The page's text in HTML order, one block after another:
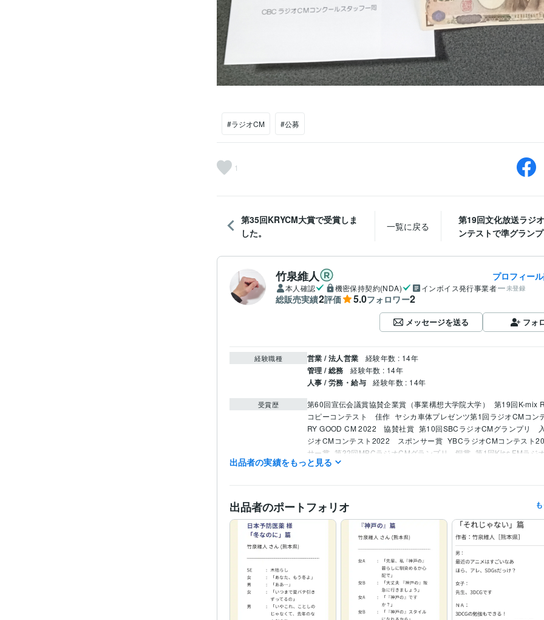
#ラジオCM #公募
1
第35回KRYCM大賞で受賞しま
した。
一覧に戻る
第19回文化放送ラジ
ンテストで準グラン
竹泉維人 プロフィー
本人確認 機密保持契約(NDA) インボイス発行事業者 未登録
総販売実績2評価 5.0フォロワー2
メッセージを送る フォ
経験職種 営業 / 法人営業 経験年数 : 14年
管理 / 総務 経験年数 : 14年
人事 / 労務・給与 経験年数 : 14年
受賞歴 第60回宣伝会議賞協賛企業賞（事業構想大学院大学）
第19回K-mix
コピーコンテスト　佳作 ヤシカ車体プレゼンツ第1回ラジオCMコン
RY GOOD CM 2022　協賛社賞 第10回SBCラジオCMグランプリ　
ジオCMコンテスト2022　スポンサー賞 YBCラジオCMコンテスト
サー賞 第32回MBCラジオCMグランプリ　銅賞 第1回Kiss FMラジ
スト　スポンサー賞
ル　優秀賞 第6回大人の読書感想文コンクール　優秀賞・特別賞 指
コピー　優秀賞
7回ラジオCMコンテスト　優秀賞
20回K-mix RADIO CM コピーコンテスト　佳作 第12回SBCラジオ
リ　入選・協賛社賞
資格・検定 日商簿記検定1級 取得年 : 2017年
得意分野 ライティング・翻訳 広告コピー・ラジオCM
広告
学習指導・資格・キャリア相談 読書感想文
読書 添削 校正
出品者の実績をもっと見る
出品者のポートフォリオ